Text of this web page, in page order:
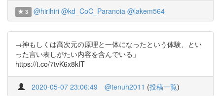
3 @hirihiri @kd_CoC_Paranoia @lakem564
→神もしくは高次元の原理と一体になったという体験、とい
った言い表しがたい内容を含んでいる」
https://t.co/7tvK6x8kIT
2020-05-07 23:06:49 @tenuh2011 (投稿一覧)